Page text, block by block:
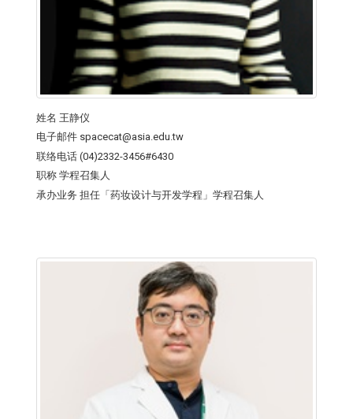
姓名 王静仪
电子邮件 spacecat@asia.edu.tw
联络电话 (04)2332-3456#6430
职称 学程召集人
承办业务 担任「药妆设计与开发学程」学程召集人